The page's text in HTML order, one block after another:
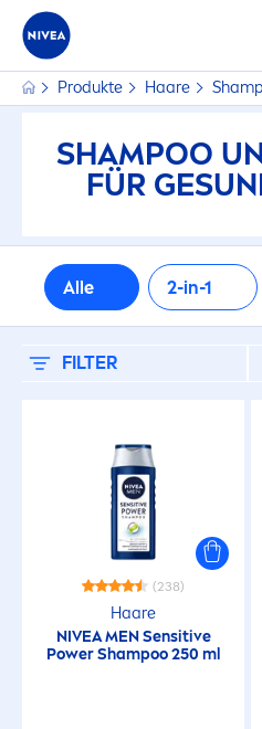
Produkte Haare
SHAMPOO
FÜR GESUN
Alle 2-in-1
FILTER
FILTER
HAARTYP
Alle Haartypen
Blondes Haar
Braunes Haar
Normales Haar
Strapazierte
Strapaziertes Haar
(238)
Haare
NIVEA MEN Sensitive
Power Shampoo 250 ml